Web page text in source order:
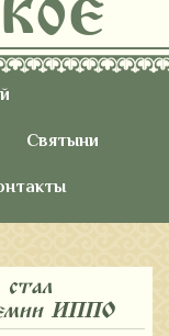
Святыни
стал
ИППО